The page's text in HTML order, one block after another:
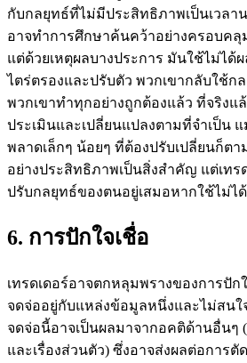
กับกลยุทธ์ที่ไม่มีประสิทธิภาพเป็นเวลาน
อาจทำการศึกษาค้นคว้าอย่างครอบค
แต่ด้วยเหตุผลบางประการ มันใช้ไม่ได้
ไตร่ตรองและปรับตัว พวกเขากลับใช้ก
พวกเขาทำทุกอย่างถูกต้องแล้ว ที่จริงแ
ประเมินและเปลี่ยนแปลงตามที่จำเป็น
พลาดเล็กๆ น้อยๆ ที่ต้องปรับเปลี่ยนก็ต
อย่างประสิทธิภาพเป็นสิ่งสำคัญ แต่เทร
ปรับกลยุทธ์ของตนอยู่เสมอหากใช้ไม่ไ
6. การปักใจเชื่อ
เทรดเดอร์อาจตกหลุมพรางของการปัก
จดจ่ออยู่กับแหล่งข้อมูลหนึ่งและไม่สน
จดจ่อนี้อาจเป็นผลมาจากอคติด้านอื่นๆ (
และเรื่องส่วนตัว) ซึ่งอาจส่งผลต่อการตั